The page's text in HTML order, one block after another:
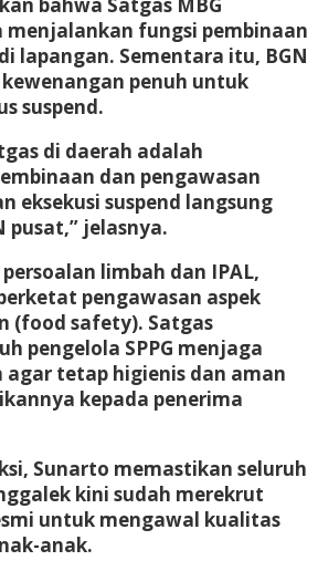
menjalankan fungsi pembinaan
lapangan. Sementara itu, BGN
penuh untuk
suspend.
di daerah adalah
dan pengawasan
eksekusi suspend langsung
pusat,” jelasnya.
limbah dan IPAL,
pengawasan aspek
(food safety). Satgas
pengelola SPPG menjaga
tetap higienis dan aman
kepada penerima
Sunarto memastikan seluruh
kini sudah merekrut
untuk mengawal kualitas
anak.